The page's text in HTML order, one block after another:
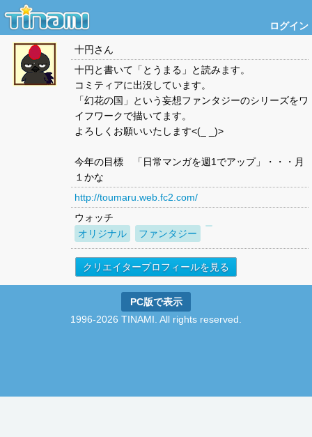
ログイン
十円さん
十円と書いて「とうまる」と読みます。
コミティアに出没しています。
「幻花の国」という妄想ファンタジーのシリーズをワ
イフワークで描いてます。
よろしくお願いいたします<(_ _)>
今年の目標 「日常マンガを週1でアップ」・・・月
１かな
http://toumaru.web.fc2.com/
ウォッチ
オリジナル
ファンタジー
クリエイタープロフィールを見る
PC版で表示
1996-2026 TINAMI. All rights reserved.